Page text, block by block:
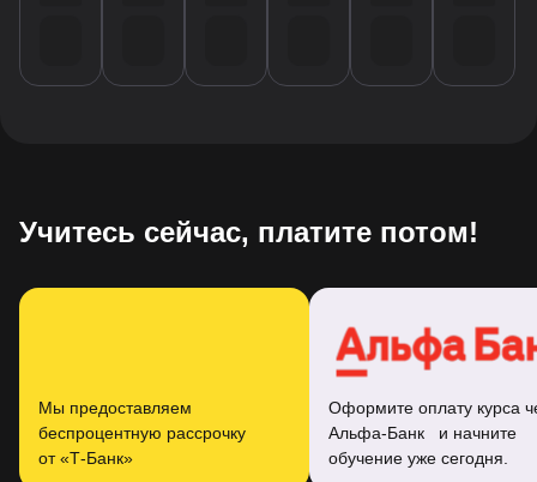
Учитесь сейчас, платите потом!
Мы предоставляем
беспроцентную рассрочку
от «Т‑Банк»
Оформите оплату курса
Альфа-Банк и начните
обучение уже сегодня.